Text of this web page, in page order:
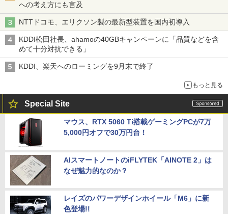
への考え方にも言及
NTTドコモ、エリクソン製の最新型装置を国内初導入
KDDI松田社長、ahamoの40GBキャンペーンに「品質などを含
めて十分対抗できる」
KDDI、楽天へのローミングを9月末で終了
もっと見る
Special Site
マウス、RTX 5060 Ti搭載ゲーミングPCが7万
5,000円オフで30万円台！
AIスマートノートのiFLYTEK「AINOTE 2」は
なぜ魅力的なのか？
レイズのパワーデザインホイール「M6」に新
色登場!!